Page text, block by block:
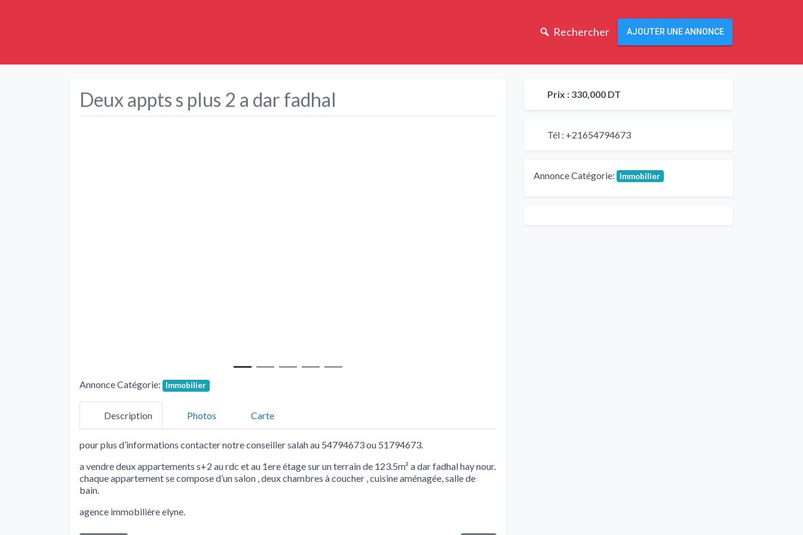
Rechercher AJOUTER UNE ANNONCE
Deux appts s plus 2 a dar fadhal
Annonce Catégorie: Immobilier
Description Photos Carte
pour plus d’informations contacter notre conseiller salah au 54794673 ou 51794673.
a vendre deux appartements s+2 au rdc et au 1ere étage sur un terrain de 123.5m² a dar fadhal hay nour.
chaque appartement se compose d’un salon , deux chambres à coucher , cuisine aménagée, salle de
bain.
agence immobilière elyne.
Prix : 330,000 DT
Tél : +21654794673
Annonce Catégorie: Immobilier